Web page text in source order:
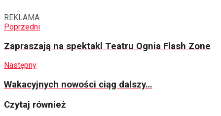
REKLAMA
Poprzedni
Zapraszają na spektakl Teatru Ognia Flash Zone
Następny
Wakacyjnych nowości ciąg dalszy…
Czytaj również